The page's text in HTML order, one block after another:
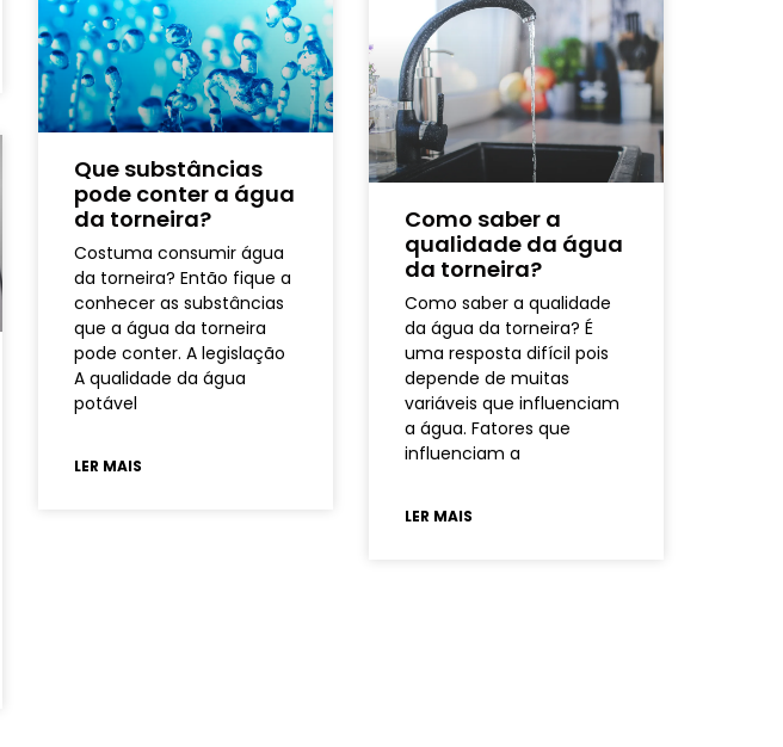
Que substâncias
pode conter a água
da torneira?
Costuma consumir água
da torneira? Então fique a
conhecer as substâncias
que a água da torneira
pode conter. A legislação
A qualidade da água
potável
LER MAIS
Como saber a
qualidade da água
da torneira?
Como saber a qualidade
da água da torneira? É
uma resposta difícil pois
depende de muitas
variáveis que influenciam
a água. Fatores que
influenciam a
LER MAIS